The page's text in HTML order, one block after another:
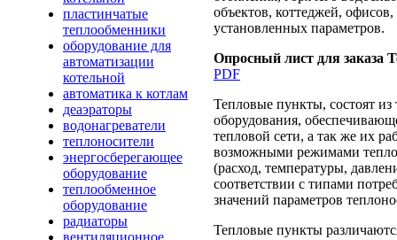
пластинчатые
теплообменники
оборудование для
автоматизации
котельной
автоматика к котлам
деаэраторы
водонагреватели
теплоносители
энергосберегающее
оборудование
теплообменное
оборудование
радиаторы
вентиляционное
объектов, коттеджей,
установленных параметров.
Опросный лист для заказа
PDF
Тепловые пункты, состоят
оборудования,
тепловой сети, а так же их
возможными режимами
(расход, температуры,
соответствии с типами
значений параметров
Тепловые пункты